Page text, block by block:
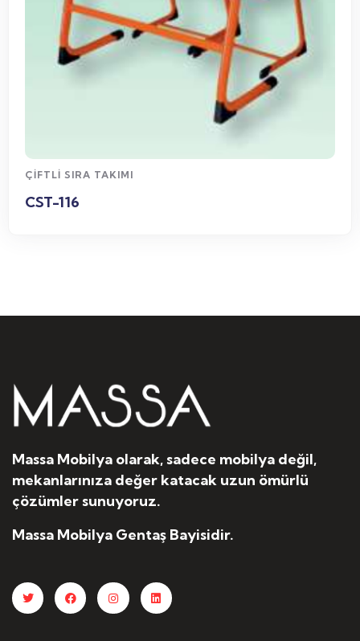
WhatsApp Sipariş
ÇIFTLI SIRA TAKIMI
CST-116
Massa Mobilya olarak, sadece mobilya değil,
mekanlarınıza değer katacak uzun ömürlü
çözümler sunuyoruz.
Massa Mobilya Gentaş Bayisidir.